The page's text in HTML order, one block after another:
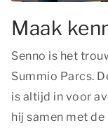
Maak
Senno is het
Summio Parcs.
is altijd in voor
hij samen met